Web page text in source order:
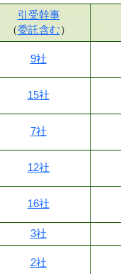
引受幹事
（委託含む）
9社
15社
7社
12社
16社
3社
2社